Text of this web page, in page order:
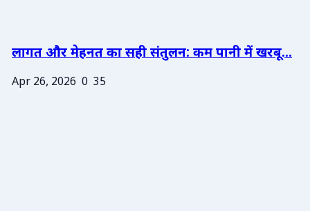
लागत और मेहनत का सही संतुलन: कम पानी में खरबू...
Apr 26, 2026 0 35